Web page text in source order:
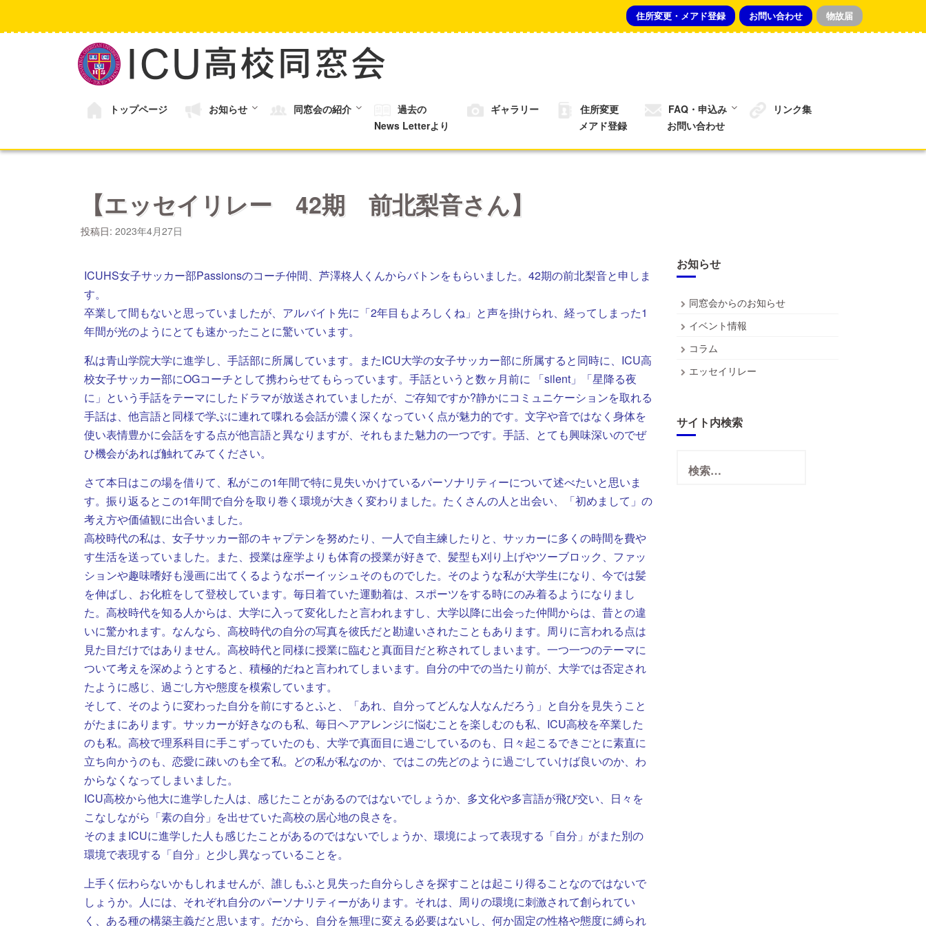
テ
住所変更・メアド登録 お問い合わせ 物故届
トップページ お知らせ 同窓会の紹介
過去の
News Letterより
ギャラリー
住所変更
メアド登録
FAQ・申込み
お問い合わせ
リンク集
【エッセイリレー 42期 前北梨音さん】
投稿日: 2023年4月27日
ICUHS女子サッカー部Passionsのコーチ仲間、芦澤柊人くんからバトンをもらいました。42期の前北梨音と申しま
す。
卒業して間もないと思っていましたが、アルバイト先に「2年目もよろしくね」と声を掛けられ、経ってしまった1
年間が光のようにとても速かったことに驚いています。
私は青山学院大学に進学し、手話部に所属しています。またICU大学の女子サッカー部に所属すると同時に、ICU高
校女子サッカー部にOGコーチとして携わらせてもらっています。手話というと数ヶ月前に 「silent」「星降る夜
に」という手話をテーマにしたドラマが放送されていましたが、ご存知ですか?静かにコミュニケーションを取れる
手話は、他言語と同様で学ぶに連れて喋れる会話が濃く深くなっていく点が魅力的です。文字や音ではなく身体を
使い表情豊かに会話をする点が他言語と異なりますが、それもまた魅力の一つです。手話、とても興味深いのでぜ
ひ機会があれば触れてみてください。
さて本日はこの場を借りて、私がこの1年間で特に見失いかけているパーソナリティーについて述べたいと思いま
す。振り返るとこの1年間で自分を取り巻く環境が大きく変わりました。たくさんの人と出会い、「初めまして」の
考え方や価値観に出合いました。
高校時代の私は、女子サッカー部のキャプテンを努めたり、一人で自主練したりと、サッカーに多くの時間を費や
す生活を送っていました。また、授業は座学よりも体育の授業が好きで、髪型も刈り上げやツーブロック、ファッ
ションや趣味嗜好も漫画に出てくるようなボーイッシュそのものでした。そのような私が大学生になり、今では髪
を伸ばし、お化粧をして登校しています。毎日着ていた運動着は、スポーツをする時にのみ着るようになりまし
た。高校時代を知る人からは、大学に入って変化したと言われますし、大学以降に出会った仲間からは、昔との違
いに驚かれます。なんなら、高校時代の自分の写真を彼氏だと勘違いされたこともあります。周りに言われる点は
見た目だけではありません。高校時代と同様に授業に臨むと真面目だと称されてしまいます。一つ一つのテーマに
ついて考えを深めようとすると、積極的だねと言われてしまいます。自分の中での当たり前が、大学では否定され
たように感じ、過ごし方や態度を模索しています。
そして、そのように変わった自分を前にするとふと、「あれ、自分ってどんな人なんだろう」と自分を見失うこと
がたまにあります。サッカーが好きなのも私、毎日ヘアアレンジに悩むことを楽しむのも私、ICU高校を卒業した
のも私。高校で理系科目に手こずっていたのも、大学で真面目に過ごしているのも、日々起こるできごとに素直に
立ち向かうのも、恋愛に疎いのも全て私。どの私が私なのか、ではこの先どのように過ごしていけば良いのか、わ
からなくなってしまいました。
ICU高校から他大に進学した人は、感じたことがあるのではないでしょうか、多文化や多言語が飛び交い、日々を
こなしながら「素の自分」を出せていた高校の居心地の良さを。
そのままICUに進学した人も感じたことがあるのではないでしょうか、環境によって表現する「自分」がまた別の
環境で表現する「自分」と少し異なっていることを。
上手く伝わらないかもしれませんが、誰しもふと見失った自分らしさを探すことは起こり得ることなのではないで
しょうか。人には、それぞれ自分のパーソナリティーがあります。それは、周りの環境に刺激されて創られてい
く、ある種の構築主義だと思います。だから、自分を無理に変える必要はないし、何か固定の性格や態度に縛られ
お知らせ
同窓会からのお知らせ
イベント情報
コラム
エッセイリレー
サイト内検索
索: